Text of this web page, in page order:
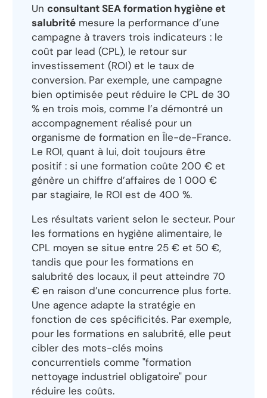
Un consultant SEA formation hygiène et
salubrité mesure la performance d’une
campagne à travers trois indicateurs : le
coût par lead (CPL), le retour sur
investissement (ROI) et le taux de
conversion. Par exemple, une campagne
bien optimisée peut réduire le CPL de 30
% en trois mois, comme l’a démontré un
accompagnement réalisé pour un
organisme de formation en Île-de-France.
Le ROI, quant à lui, doit toujours être
positif : si une formation coûte 200 € et
génère un chiffre d’affaires de 1 000 €
par stagiaire, le ROI est de 400 %.
Les résultats varient selon le secteur. Pour
les formations en hygiène alimentaire, le
CPL moyen se situe entre 25 € et 50 €,
tandis que pour les formations en
salubrité des locaux, il peut atteindre 70
€ en raison d’une concurrence plus forte.
Une agence adapte la stratégie en
fonction de ces spécificités. Par exemple,
pour les formations en salubrité, elle peut
cibler des mots-clés moins
concurrentiels comme "formation
nettoyage industriel obligatoire" pour
réduire les coûts.